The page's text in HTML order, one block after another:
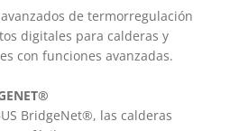
de termorregulación
digitales para calderas y
con funciones avanzadas.
BridgeNet®, las calderas